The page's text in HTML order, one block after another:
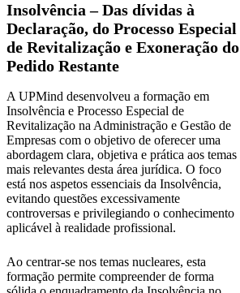
Insolvência – Das dívidas à
Declaração, do Processo Especial
de Revitalização e Exoneração do
Pedido Restante
A UPMind desenvolveu a formação em
Insolvência e Processo Especial de
Revitalização na Administração e Gestão de
Empresas com o objetivo de oferecer uma
abordagem clara, objetiva e prática aos temas
mais relevantes desta área jurídica. O foco
está nos aspetos essenciais da Insolvência,
evitando questões excessivamente
controversas e privilegiando o conhecimento
aplicável à realidade profissional.
Ao centrar-se nos temas nucleares, esta
formação permite compreender de forma